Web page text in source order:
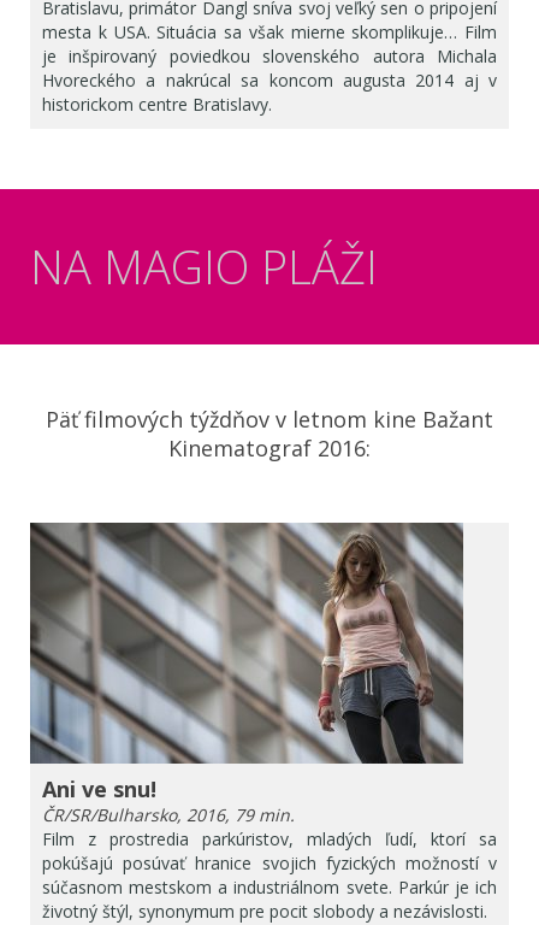
Bratislavu, primátor Dangl sníva svoj veľký sen o pripojení
mesta k USA. Situácia sa však mierne skomplikuje… Film
je inšpirovaný poviedkou slovenského autora Michala
Hvoreckého a nakrúcal sa koncom augusta 2014 aj v
historickom centre Bratislavy.
NA MAGIO PLÁŽI
Päť filmových týždňov v letnom kine Bažant
Kinematograf 2016:
Ani ve snu!
ČR/SR/Bulharsko, 2016, 79 min.
Film z prostredia parkúristov, mladých ľudí, ktorí sa
pokúšajú posúvať hranice svojich fyzických možností v
súčasnom mestskom a industriálnom svete. Parkúr je ich
životný štýl, synonymum pre pocit slobody a nezávislosti.